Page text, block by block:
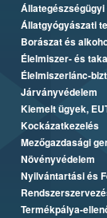
Állatgyógyászati
Borászat és
Élelmiszer- és
Élelmiszerlánc-
Járványvédelem
Kiemelt ügyek,
Kockázatkezelés
Mezőgazdasági
Növényvédelem
Nyilvántartási és
Termékpálya-